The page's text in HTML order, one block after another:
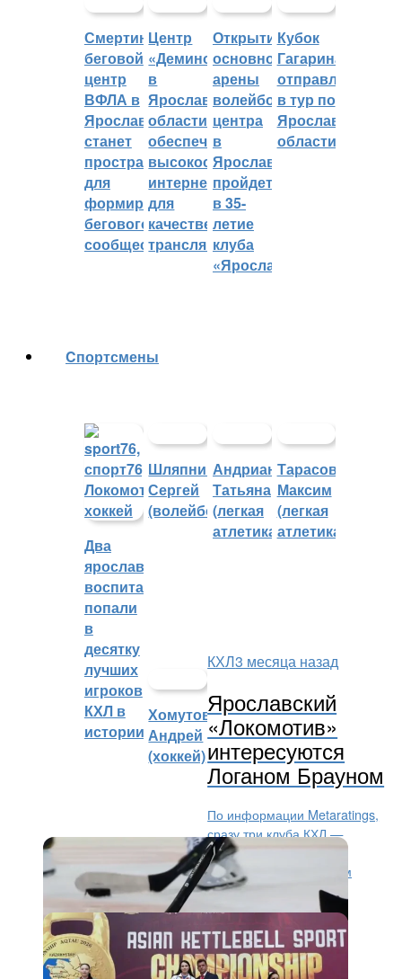
Смертин:
беговой
центр
ВФЛА в
Ярославле
станет
пространством
для
формирования
бегового
сообщества
Центр
«Демино»
в
Ярославской
области
обеспечивают
высокоскоростным
интернетом
для
качественных
трансляций
Открытие
основной
арены
волейбольного
центра
в
Ярославле
пройдет
в 35-
летие
клуба
«Ярославич»
Кубок
Гагарина
отправляется
в тур по
Ярославской
области
Cпортсмены
Два
ярославских
воспитанника
попали
в
десятку
лучших
игроков
КХЛ в
истории
Шляпников
Сергей
(волейбол)
Андрианова
Татьяна
(легкая
атлетика)
Тарасов
Максим
(легкая
атлетика)
Хомутов
Андрей
(хоккей)
КХЛ3 месяца назад
Ярославский
«Локомотив»
интересуются
Логаном Брауном
По информации Metaratings,
сразу три клуба КХЛ —
«Авангард», «Металлург» и «Локомотив» —
заинтересованы в подписании контракта с Логаном
Брауном. В этом сезоне хоккеист выступал за...